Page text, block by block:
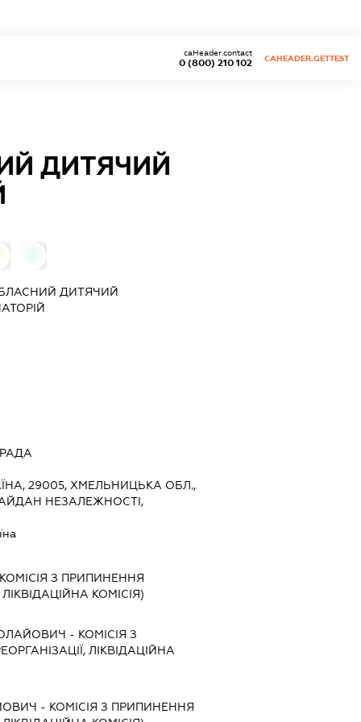
0 (800) 210 102
caHeader.contact
CAHEADER.GETTEST
ДИТЯЧИЙ
ДИТЯЧИЙ
29005, ХМЕЛЬНИЦЬКА ОБЛ.,
НЕЗАЛЕЖНОСТІ,
З ПРИПИНЕННЯ
КОМІСІЯ)
- КОМІСІЯ З
ЛІКВІДАЦІЙНА
- КОМІСІЯ З ПРИПИНЕННЯ